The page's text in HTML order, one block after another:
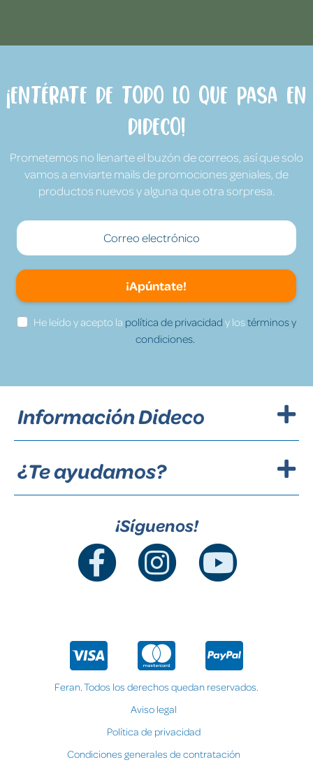
¡Entérate de todo lo que pasa en
Dideco!
Prometemos no llenarte el buzón de correos, así que solo
vamos a enviarte mails de promociones geniales, de
productos nuevos y alguna que otra sorpresa.
¡Apúntate!
He leído y acepto la política de privacidad y lostérminos y
condiciones.
Información Dideco
¿Te ayudamos?
¡Síguenos!
Feran. Todos los derechos quedan reservados.
Aviso legal
Política de privacidad
Condiciones generales de contratación